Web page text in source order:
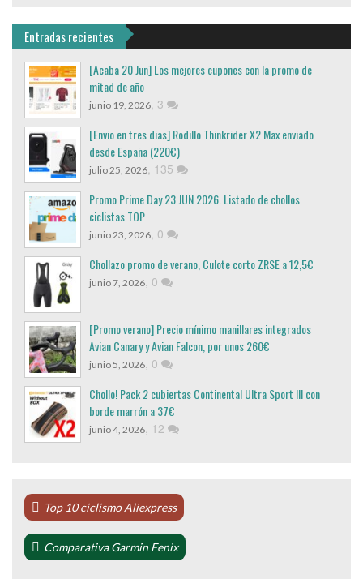
Entradas recientes
[Acaba 20 Jun] Los mejores cupones con la promo de
mitad de año
junio 19, 2026, 3
[Envio en tres dias] Rodillo Thinkrider X2 Max enviado
desde España (220€)
julio 25, 2026, 135
Promo Prime Day 23 JUN 2026. Listado de chollos
ciclistas TOP
junio 23, 2026, 0
Chollazo promo de verano, Culote corto ZRSE a 12,5€
junio 7, 2026, 0
[Promo verano] Precio mínimo manillares integrados
Avian Canary y Avian Falcon, por unos 260€
junio 5, 2026, 0
Chollo! Pack 2 cubiertas Continental Ultra Sport III con
borde marrón a 37€
junio 4, 2026, 12
Top 10 ciclismo Aliexpress
Comparativa Garmin Fenix